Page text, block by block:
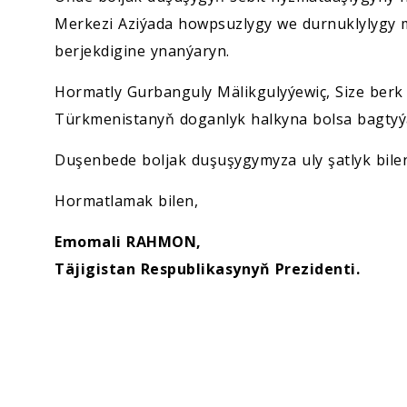
Merkezi Aziýada howpsuzlygy we durnuklylygy
berjekdigine ynanýaryn.
Hormatly Gurbanguly Mälikgulyýewiç, Size
Türkmenistanyň doganlyk halkyna bolsa
Duşenbede boljak duşuşygymyza uly şatlyk
Hormatlamak bilen,
Emomali RAHMON,
Täjigistan Respublikasynyň Prezidenti.